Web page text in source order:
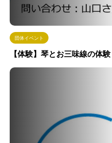
団体イベント
【体験】琴とお三味線の体験